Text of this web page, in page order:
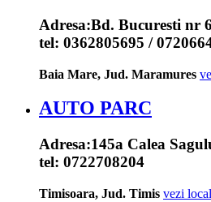
Adresa:Bd. Bucuresti nr
tel: 0362805695 /
Baia Mare, Jud. Maramures
AUTO PARC
Adresa:145a Calea
tel: 0722708204
Timisoara, Jud. Timis vezi